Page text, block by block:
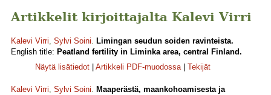
Artikkelit kirjoittajalta Kalevi Virri
Kalevi Virri, Sylvi Soini. Limingan seudun soiden ravinteista.
English title: Peatland fertility in Liminka area, central Finland.
Näytä lisätiedot
Artikkeli PDF-muodossa| Tekijät
Kalevi Virri, Sylvi Soini. Maaperästä, maankohoamisesta ja